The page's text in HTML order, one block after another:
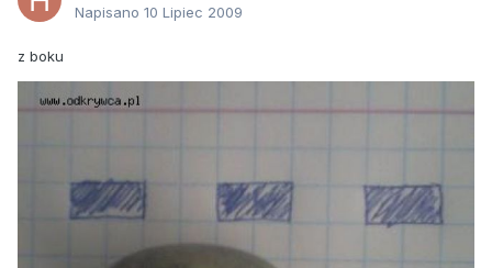
Napisano 10 Lipiec 2009
z boku